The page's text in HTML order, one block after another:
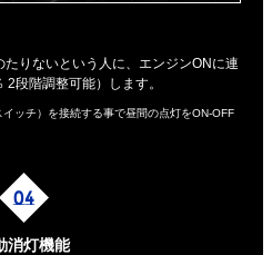
たりないという人に、エンジンONに連
段階調整可能）します。
ッチ）を接続する事で昼間の点灯をON-OFF
消灯機能